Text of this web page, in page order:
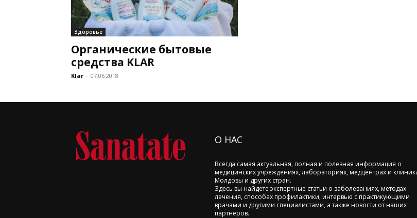
Здоровье
Органические бытовые
средства KLAR
Klar - 07.06.2018
О НАС
Всегда самая актуальная, полная и полезная информация о
медицинских учреждениях, лабораториях, медцентрах и
Молдовы и других стран.
Здесь вы найдете экспертные статьи о заболеваниях, методах
лечения, способах профилактики, интервью с практикующими
врачами и другими специалистами, а также новости от наших
партнеров.